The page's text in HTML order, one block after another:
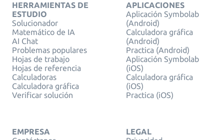
HERRAMIENTAS DE
ESTUDIO
Solucionador
Matemático de IA
AI Chat
Problemas populares
Hojas de trabajo
Hojas de referencia
Calculadoras
Calculadora gráfica
Verificar solución
APLICACIONES
Aplicación Symbolab
(Android)
Calculadora gráfica
(Android)
Practica (Android)
Aplicación Symbolab
(iOS)
Calculadora gráfica
(iOS)
Practica (iOS)
EMPRESA
LEGAL